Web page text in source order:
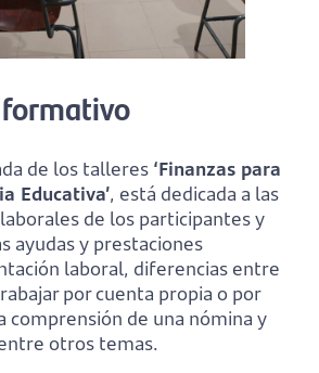
de los talleres ‘Finanzas para
Educativa’, está dedicada a las
de los participantes y
ayudas y prestaciones
laboral, diferencias entre
por cuenta propia o por
comprensión de una nómina y
otros temas.